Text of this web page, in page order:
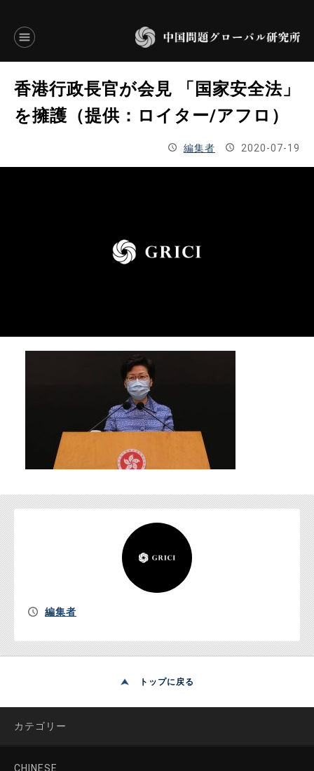
言語別アーカイブ
ENGLISH
お問い合わせ
香港行政長官が会見 「国家安全法」
を擁護（提供：ロイター/アフロ）
編集者 2020-07-19
編集者
トップに戻る
カテゴリー
CHINESE